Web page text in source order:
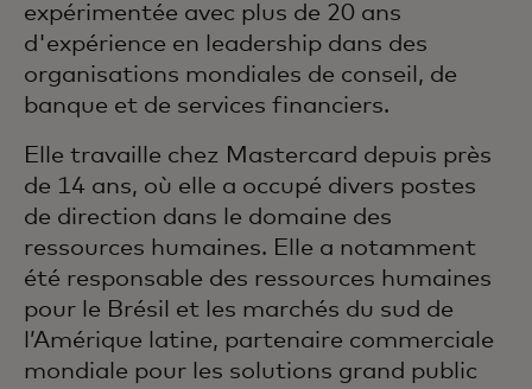
expérimentée avec plus de 20 ans
d'expérience en leadership dans des
organisations mondiales de conseil, de
banque et de services financiers.
Elle travaille chez Mastercard depuis près
de 14 ans, où elle a occupé divers postes
de direction dans le domaine des
ressources humaines. Elle a notamment
été responsable des ressources humaines
pour le Brésil et les marchés du sud de
l’Amérique latine, partenaire commerciale
mondiale pour les solutions grand public